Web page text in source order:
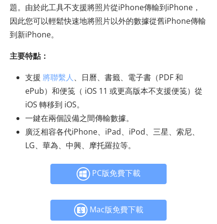
題。由於此工具不支援將照片從iPhone傳輸到iPhone，
因此您可以輕鬆快速地將照片以外的數據從舊iPhone傳輸
到新iPhone。
主要特點：
支援 將聯繫人 、日曆、書籤、電子書（PDF 和
ePub）和便笺（ iOS 11 或更高版本不支援便笺）從
iOS 轉移到 iOS。
一鍵在兩個設備之間傳輸數據。
廣泛相容各代iPhone、iPad、iPod、三星、索尼、
LG、華為、中興、摩托羅拉等。
PC版免費下載
Mac版免費下載